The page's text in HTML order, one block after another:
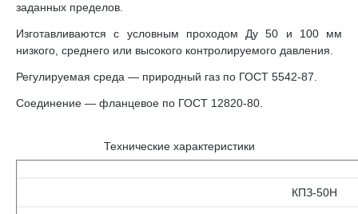
заданных пределов.
Изготавливаются с условным проходом Ду 50 и 100 мм
низкого, среднего или высокого контролируемого давления.
Регулируемая среда — природный газ по ГОСТ 5542-87.
Соединение — фланцевое по ГОСТ 12820-80.
Технические характеристики
КПЗ-50Н